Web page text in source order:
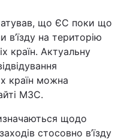
що ЄС поки що
в’їзду на територію
країн. Актуальну
країн можна
МЗС.
щодо
стосовно в’їзду